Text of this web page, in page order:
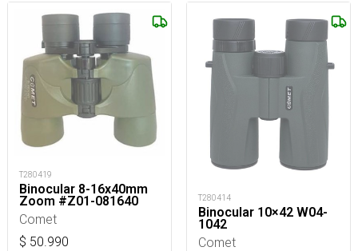
T280419
Binocular 8-16x40mm
Zoom #Z01-081640
Comet
$ 50.990
T280414
Binocular 10×42 W04-
1042
Comet